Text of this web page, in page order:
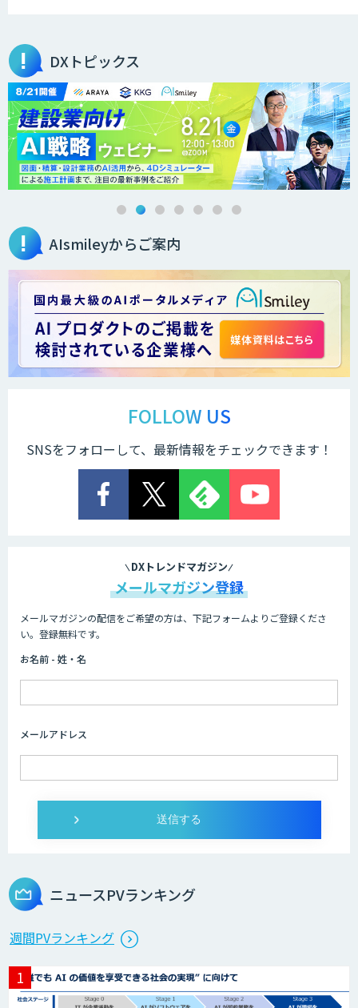
DXトピックス
AIsmileyからご案内
FOLLOW US
SNSをフォローして、最新情報をチェックできます！
DXトレンドマガジン
メールマガジン登録
メールマガジンの配信をご希望の方は、下記フォームよりご登録くださ
い。登録無料です。
お名前 - 姓・名
メールアドレス
ニュースPVランキング
週間PVランキング